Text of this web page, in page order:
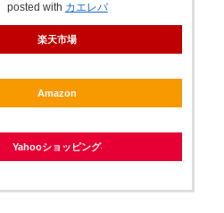
posted with カエレバ
楽天市場
Amazon
Yahooショッピング